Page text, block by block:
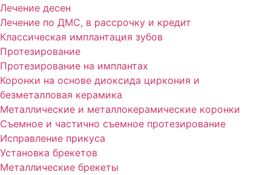
Лечение десен
Лечение по ДМС, в рассрочку и кредит
Классическая имплантация зубов
Протезирование
Протезирование на имплантах
Коронки на основе диоксида циркония и
безметалловая керамика
Металлические и металлокерамические коронки
Съемное и частично съемное протезирование
Исправление прикуса
Установка брекетов
Металлические брекеты